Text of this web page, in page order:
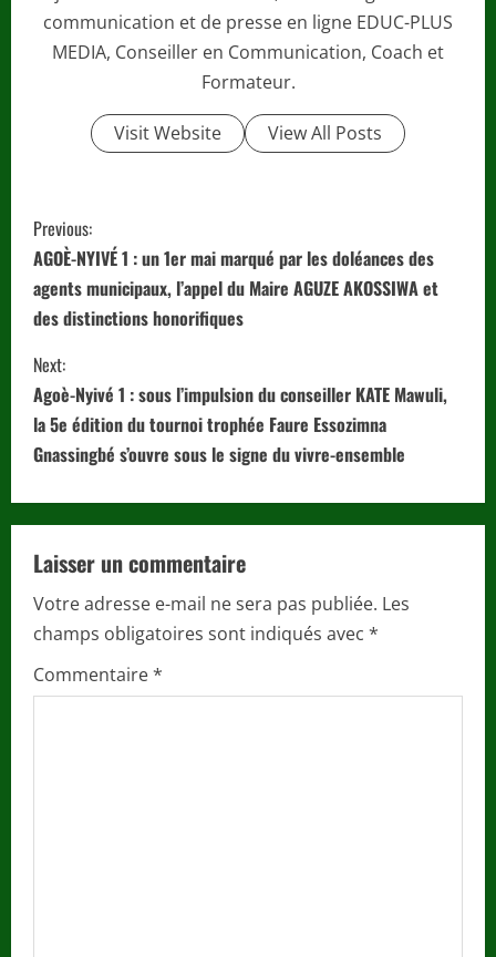
communication et de presse en ligne EDUC-PLUS
MEDIA, Conseiller en Communication, Coach et
Formateur.
Visit Website View All Posts
C
o
n
t
i
n
u
e
R
e
a
Previous:
AGOÈ-NYIVÉ 1 : un 1er mai marqué par les doléances des
agents municipaux, l’appel du Maire AGUZE AKOSSIWA et
des distinctions honorifiques
Next:
Agoè-Nyivé 1 : sous l’impulsion du conseiller KATE Mawuli,
la 5e édition du tournoi trophée Faure Essozimna
Gnassingbé s’ouvre sous le signe du vivre-ensemble
Laisser un commentaire
Votre adresse e-mail ne sera pas publiée. Les
champs obligatoires sont indiqués avec *
Commentaire*